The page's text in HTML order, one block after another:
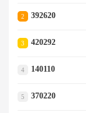
2 392620
3 420292
4 140110
5 370220